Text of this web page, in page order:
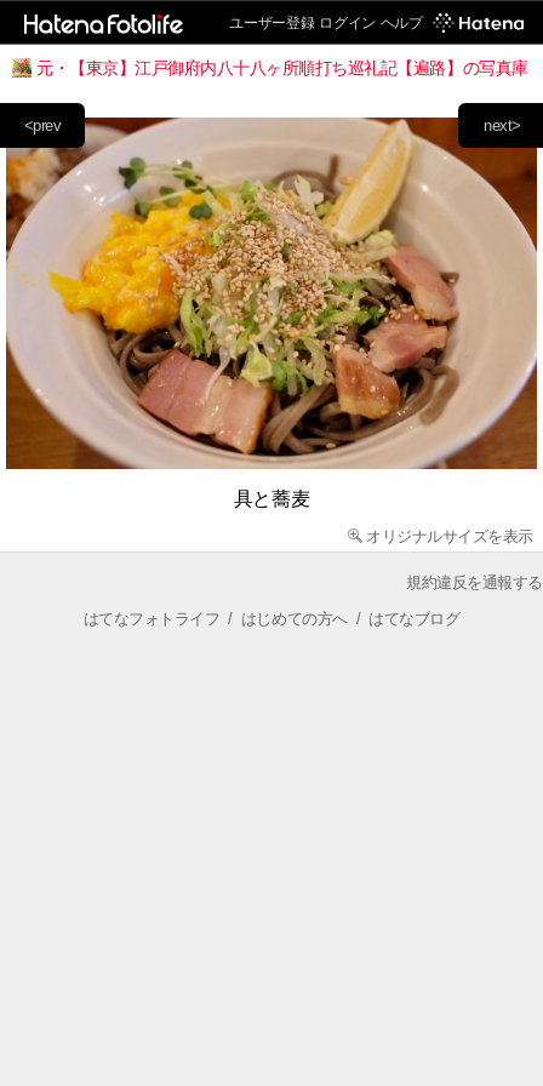
ユーザー登録 ログイン ヘルプ
元・【東京】江戸御府内八十八ヶ所順打ち巡礼記【遍路】の写真庫
next>
<prev
具と蕎麦
オリジナルサイズを表示
規約違反を通報する
はてなフォトライフ / はじめての方へ/ はてなブログ